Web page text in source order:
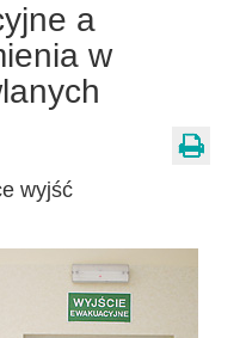
a
w
wyjść